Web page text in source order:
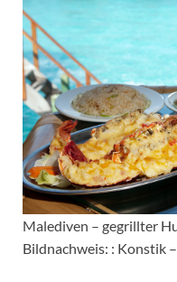
Malediven – gegrillter
Bildnachweis: : Konstik